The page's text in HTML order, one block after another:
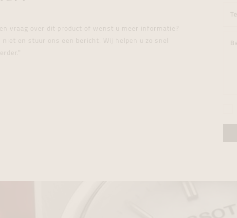
vraag over dit product of wenst u meer informatie?
niet en stuur ons een bericht. Wij helpen u zo snel